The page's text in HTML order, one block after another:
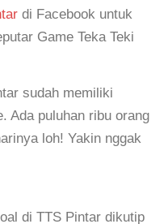
di Facebook untuk
Game Teka Teki
sudah memiliki
Ada puluhan ribu orang
loh! Yakin nggak
di TTS Pintar dikutip